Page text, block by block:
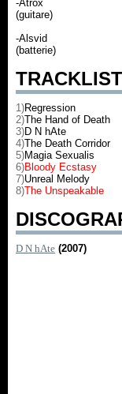
-Atrox
(guitare)
-Alsvid
(batterie)
TRACKLIST
1)Regression
2)The Hand of Death
3)D N hAte
4)The Death Corridor
5)Magia Sexualis
6)Bloody Ecstasy
7)Unreal Melody
8)The Unspeakable
D N hAte (2007)